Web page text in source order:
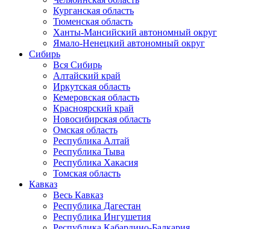
Курганская область
Тюменская область
Ханты-Мансийский автономный округ
Ямало-Ненецкий автономный округ
Сибирь
Вся Сибирь
Алтайский край
Иркутская область
Кемеровская область
Красноярский край
Новосибирская область
Омская область
Республика Алтай
Республика Тыва
Республика Хакасия
Томская область
Кавказ
Весь Кавказ
Республика Дагестан
Республика Ингушетия